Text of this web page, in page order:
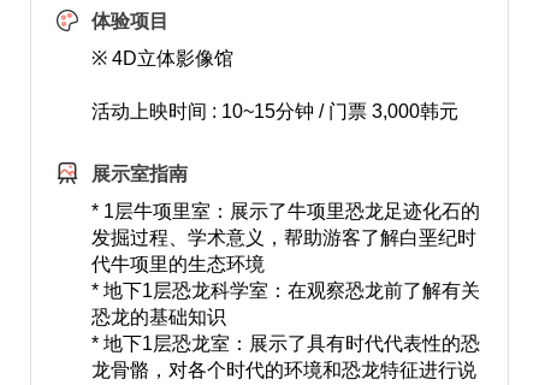
体验项目
※ 4D立体影像馆
活动上映时间 : 10~15分钟 / 门票 3,000韩元
展示室指南
* 1层牛项里室：展示了牛项里恐龙足迹化石的
发掘过程、学术意义，帮助游客了解白垩纪时
代牛项里的生态环境
* 地下1层恐龙科学室：在观察恐龙前了解有关
恐龙的基础知识
* 地下1层恐龙室：展示了具有时代代表性的恐
龙骨骼，对各个时代的环境和恐龙特征进行说